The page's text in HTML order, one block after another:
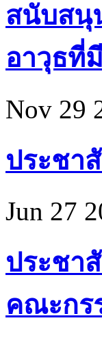
สนับสนุ
อาวุธที่
Nov 29
ประชา
Jun 27
ประชา
คณะกร